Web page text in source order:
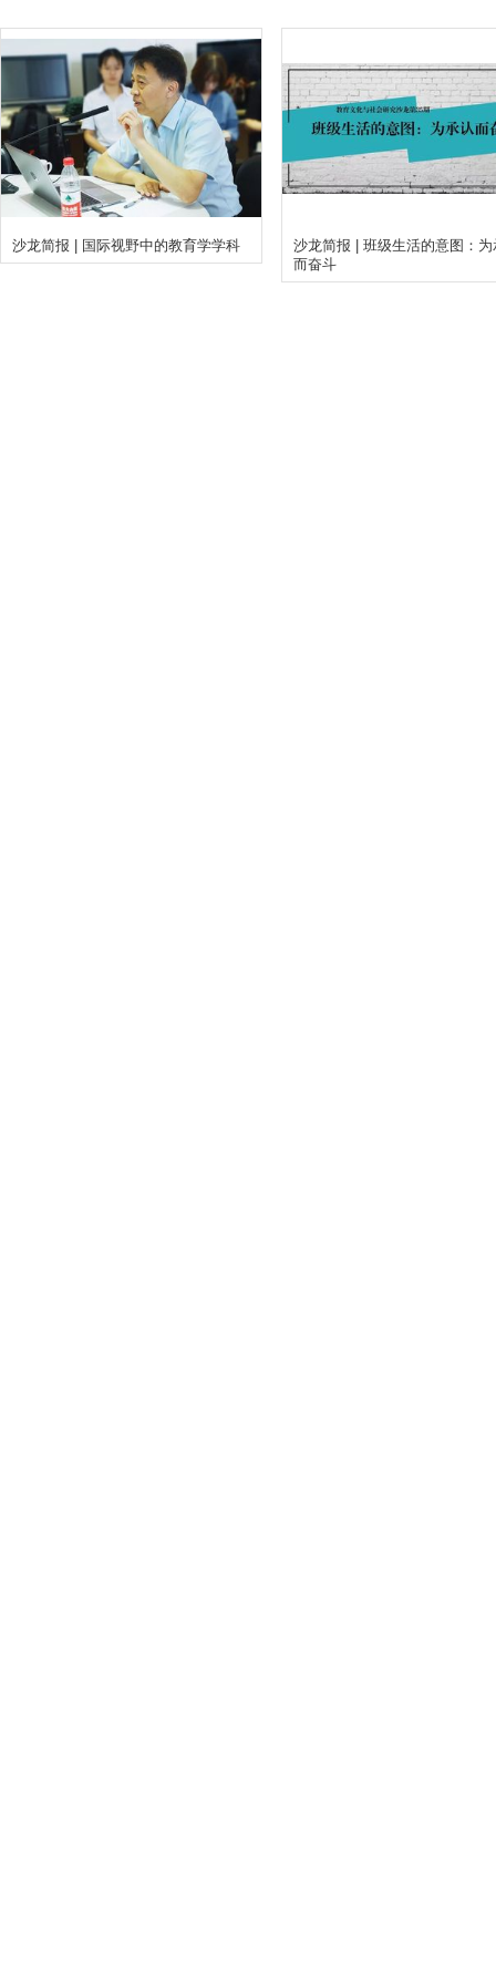
沙龙简报 | 国际视野中的教育学学科
沙龙简报 | 班级生活的意图：为
而奋斗